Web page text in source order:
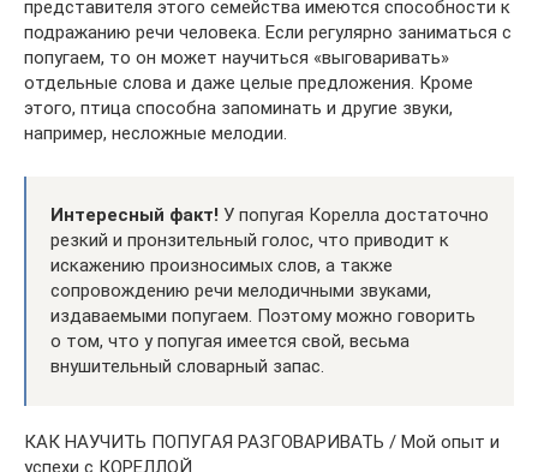
представителя этого семейства имеются способности к
подражанию речи человека. Если регулярно заниматься с
попугаем, то он может научиться «выговаривать»
отдельные слова и даже целые предложения. Кроме
этого, птица способна запоминать и другие звуки,
например, несложные мелодии.
Интересный факт! У попугая Корелла достаточно
резкий и пронзительный голос, что приводит к
искажению произносимых слов, а также
сопровождению речи мелодичными звуками,
издаваемыми попугаем. Поэтому можно говорить
о том, что у попугая имеется свой, весьма
внушительный словарный запас.
КАК НАУЧИТЬ ПОПУГАЯ РАЗГОВАРИВАТЬ / Мой опыт и
успехи с КОРЕЛЛОЙ